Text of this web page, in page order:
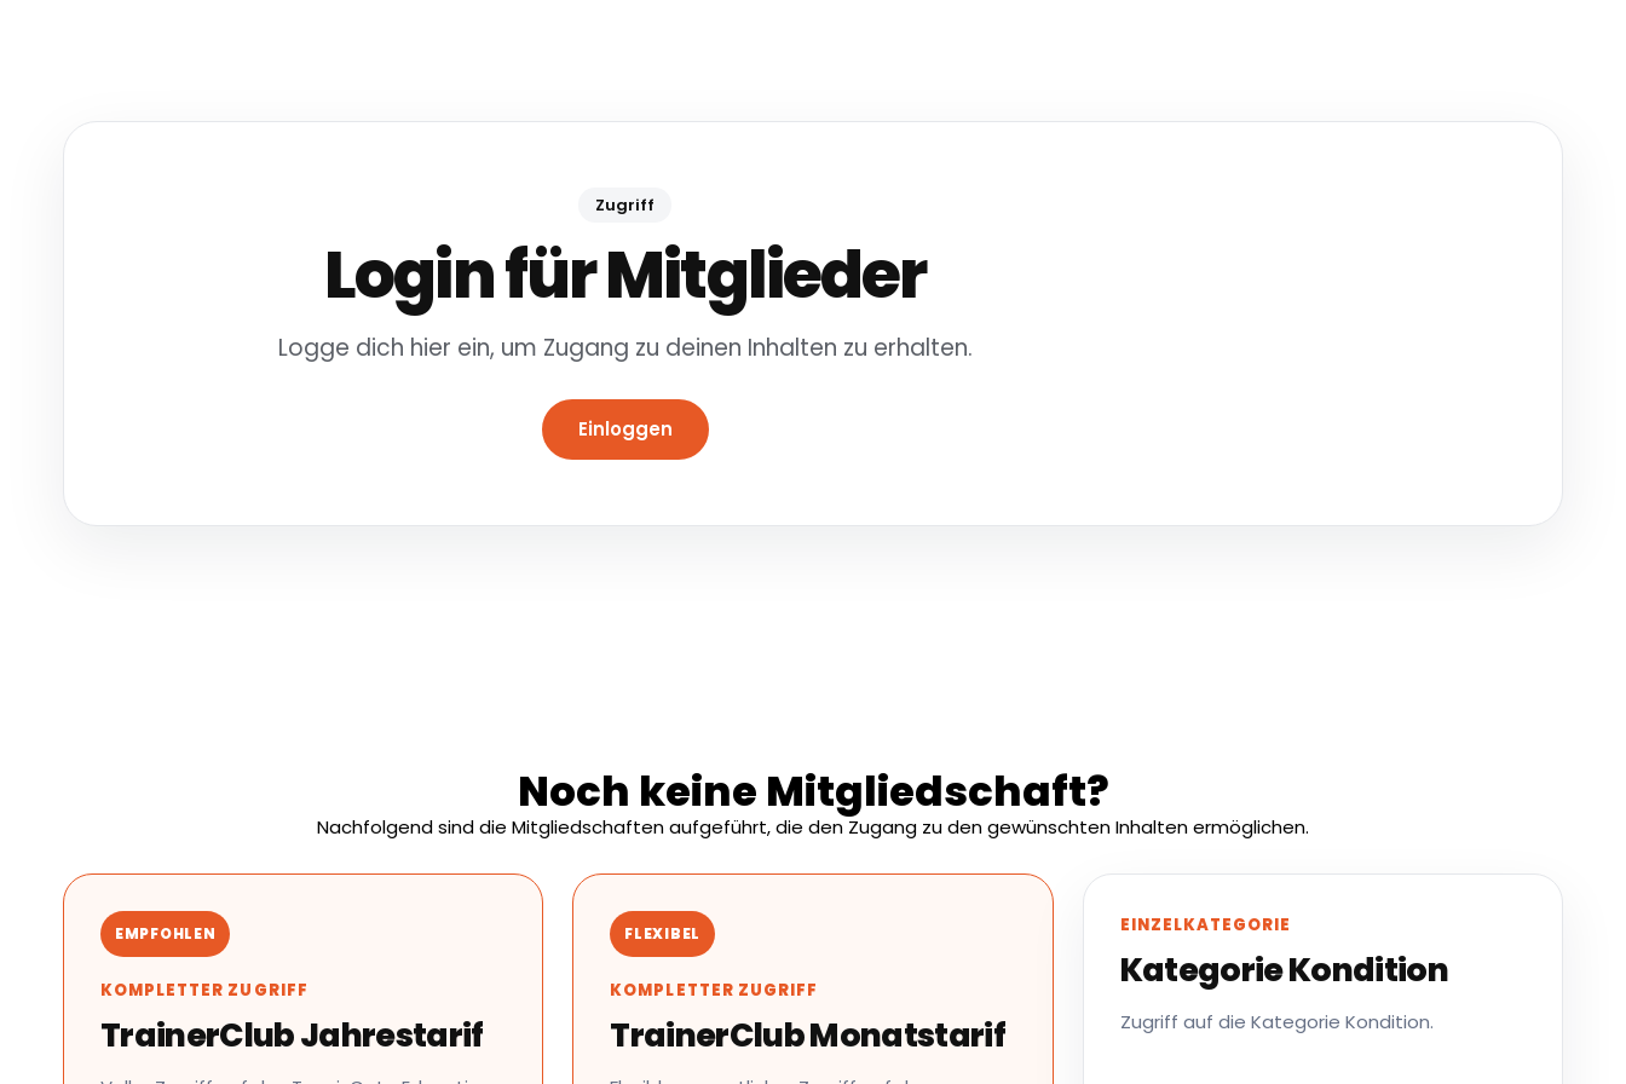
Zugriff
Login für Mitglieder
Logge dich hier ein, um Zugang zu deinen Inhalten zu erhalten.
Einloggen
Noch keine Mitgliedschaft?
Nachfolgend sind die Mitgliedschaften aufgeführt, die den Zugang zu den gewünschten Inhalten ermöglichen.
EMPFOHLEN
KOMPLETTER ZUGRIFF
TrainerClub Jahrestarif
FLEXIBEL
KOMPLETTER ZUGRIFF
TrainerClub Monatstarif
EINZELKATEGORIE
Kategorie Kondition
Zugriff auf die Kategorie Kondition.